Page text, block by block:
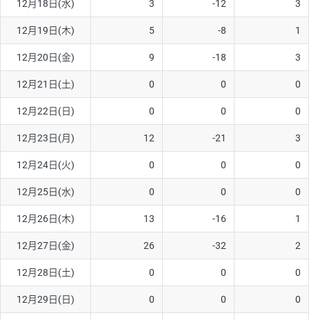
ソ/円は10万通貨単位。
12月18日(水) 3 -12 3
12月19日(木) 5 -8 1
12月20日(金) 9 -18 3
12月21日(土) 0 0 0
12月22日(日) 0 0 0
12月23日(月) 12 -21 3
12月24日(火) 0 0 0
12月25日(水) 0 0 0
12月26日(木) 13 -16 1
12月27日(金) 26 -32 2
12月28日(土) 0 0 0
12月29日(日) 0 0 0